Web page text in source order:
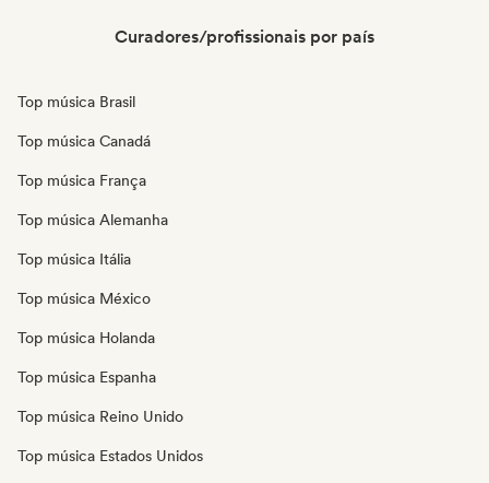
Curadores/profissionais por país
Top música Brasil
Top música Canadá
Top música França
Top música Alemanha
Top música Itália
Top música México
Top música Holanda
Top música Espanha
Top música Reino Unido
Top música Estados Unidos